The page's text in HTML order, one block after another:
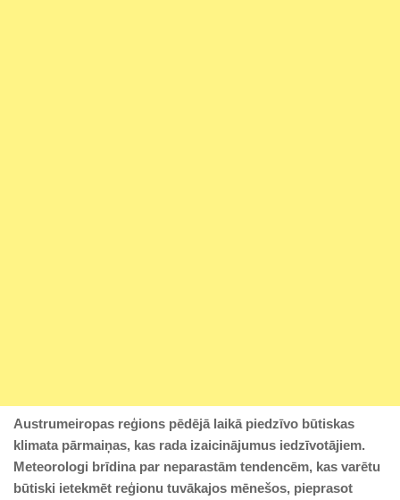
Austrumeiropas reģions pēdējā laikā piedzīvo būtiskas
klimata pārmaiņas, kas rada izaicinājumus iedzīvotājiem.
Meteorologi brīdina par neparastām tendencēm, kas varētu
būtiski ietekmēt reģionu tuvākajos mēnešos, pieprasot